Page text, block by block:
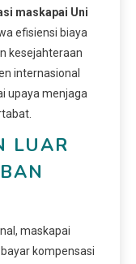
maskapai Uni
efisiensi biaya
kesejahteraan
internasional
upaya menjaga
LUAR
maskapai
kompensasi